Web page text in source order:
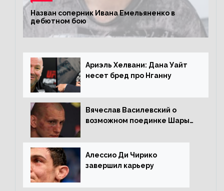
Назван соперник Ивана Емельяненко в
дебютном бою
Ариэль Хелвани: Дана Уайт
несет бред про Нганну
Вячеслав Василевский о
возможном поединке Шары
Копыловым
Алессио Ди Чирико
завершил карьеру